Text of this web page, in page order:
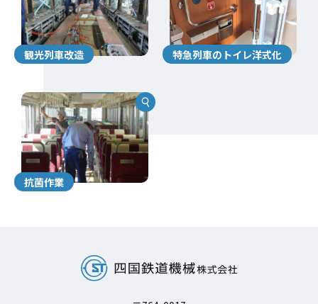
観光列車改造 特急列車のトイレ洋式化
抗菌作業